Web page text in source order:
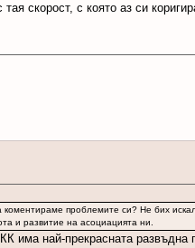
скорост, с която аз си
проблемите си? Не бих
и развитие на асоциацията ни.
най-прекрасната развъдна